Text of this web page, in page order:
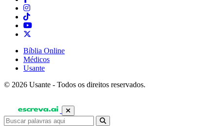
Bíblia Online
Médicos
Usante
© 2026 Usante - Todos os direitos reservados.